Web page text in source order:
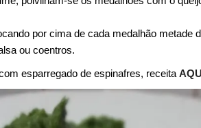
por cima de cada medalhão metade
ou coentros.
esparregado de espinafres, receita